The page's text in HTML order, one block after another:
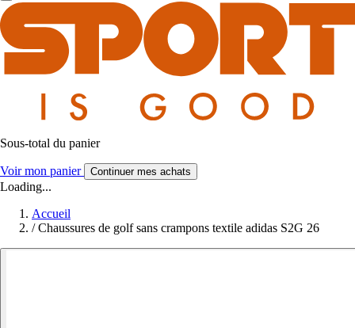
Sous-total du panier
Voir mon panier Continuer mes achats
Loading...
Accueil
/ Chaussures de golf sans crampons textile adidas S2G 26